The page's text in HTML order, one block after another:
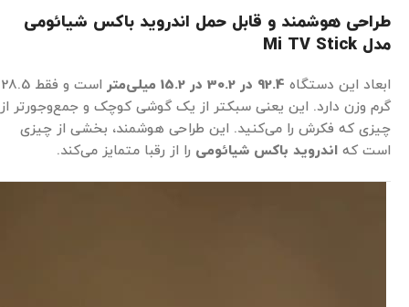
طراحی هوشمند و قابل حمل اندروید باکس شیائومی
مدل Mi TV Stick
ابعاد این دستگاه 92.4 در 30.2 در 15.2 میلی‌متر
است و فقط 28.5
گرم وزن دارد. این یعنی سبکتر از یک گوشی کوچک و جمع‌وجورتر از
چیزی که فکرش را می‌کنید. این طراحی هوشمند، بخشی از چیزی
است که اندروید باکس شیائومی را از رقبا متمایز می‌کند.